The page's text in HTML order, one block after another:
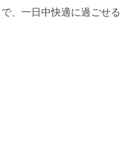
、一日中快適に過ごせる